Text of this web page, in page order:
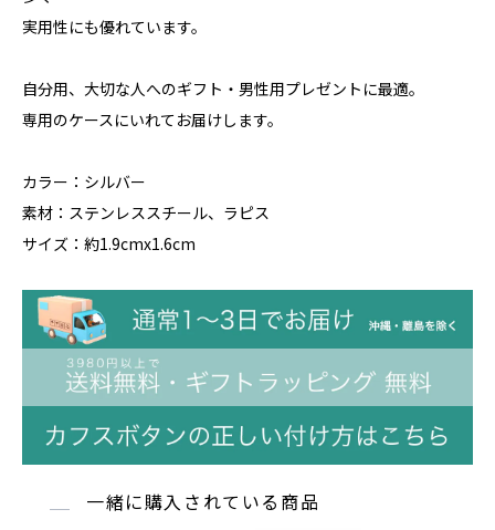
実用性にも優れています。
自分用、大切な人へのギフト・男性用プレゼントに最適。
専用のケースにいれてお届けします。
カラー：シルバー
素材：ステンレススチール、ラピス
サイズ：約1.9cmx1.6cm
一緒に購入されている商品